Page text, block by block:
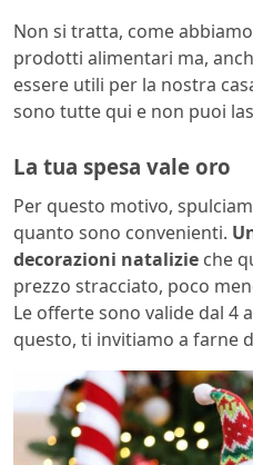
Non si tratta, come
prodotti alimentari ma,
essere utili per la nostra
sono tutte qui e non puoi
La tua spesa vale oro
Per questo motivo,
quanto sono convenienti.
decorazioni natalizie che
prezzo stracciato, poco
Le offerte sono valide dal 4
questo, ti invitiamo a farne